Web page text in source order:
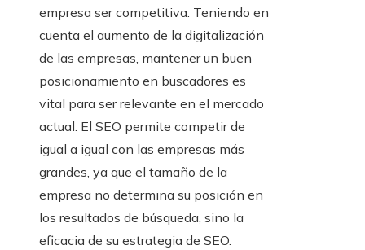
empresa ser competitiva. Teniendo en
cuenta el aumento de la digitalización
de las empresas, mantener un buen
posicionamiento en buscadores es
vital para ser relevante en el mercado
actual. El SEO permite competir de
igual a igual con las empresas más
grandes, ya que el tamaño de la
empresa no determina su posición en
los resultados de búsqueda, sino la
eficacia de su estrategia de SEO.